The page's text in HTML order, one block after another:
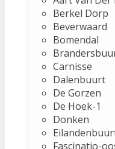
Berkel Dorp
Beverwaard
Bomendal
Carnisse
Dalenbuurt
De Gorzen
De Hoek-1
Donken
Fascinatio-